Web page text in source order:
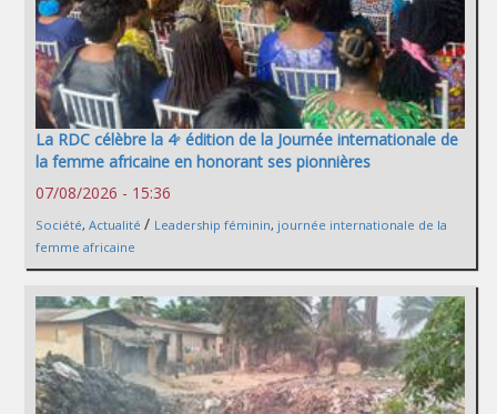
La RDC célèbre la 4ᵉ édition de la Journée internationale de
la femme africaine en honorant ses pionnières
07/08/2026 - 15:36
Société, Actualité / Leadership féminin, journée internationale de la
femme africaine